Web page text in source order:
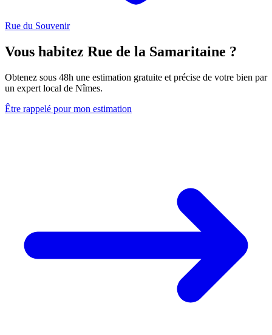
Rue du Souvenir
Vous habitez Rue de la Samaritaine ?
Obtenez sous 48h une estimation gratuite et précise de votre bien par
un expert local de Nîmes.
Être rappelé pour mon estimation